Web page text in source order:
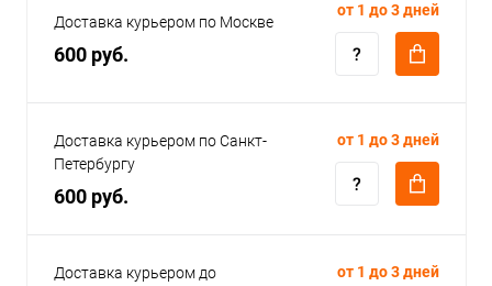
Доставка курьером по Москве
600 руб.
от 1 до 3 дней
Доставка курьером по Санкт-
Петербургу
600 руб.
от 1 до 3 дней
Доставка курьером до
от 1 до 3 дней